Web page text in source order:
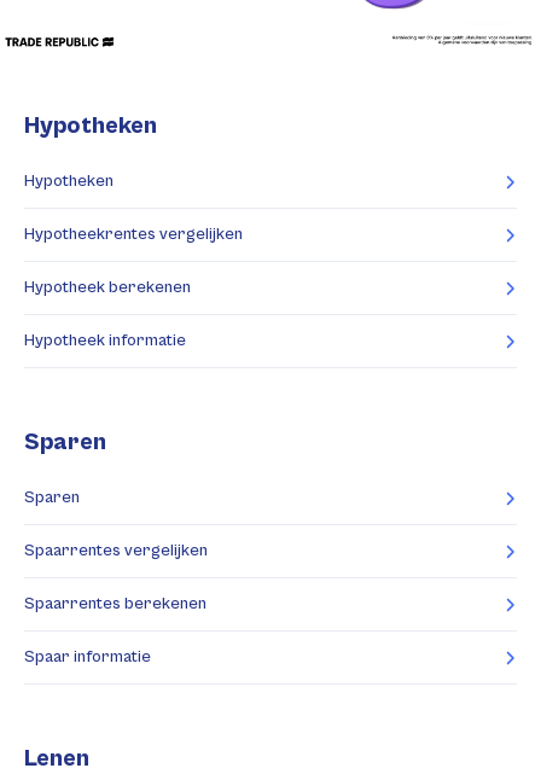
Hypotheken
Hypotheken
Hypotheekrentes vergelijken
Hypotheek berekenen
Hypotheek informatie
Sparen
Sparen
Spaarrentes vergelijken
Spaarrentes berekenen
Spaar informatie
Lenen